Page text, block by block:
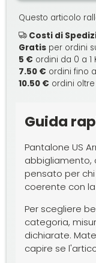
Questo articolo
Costi di
Gratis per ordini
5 € ordini da 0 a 1
7.50 € ordini fino
10.50 € ordini oltre
Guida
Pantalone US
abbigliamento,
pensato per
coerente con
Per scegliere
categoria,
dichiarate.
capire se